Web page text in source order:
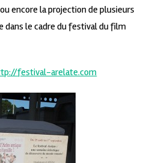
encore la projection de plusieurs
dans le cadre du festival du film
festival-arelate.com